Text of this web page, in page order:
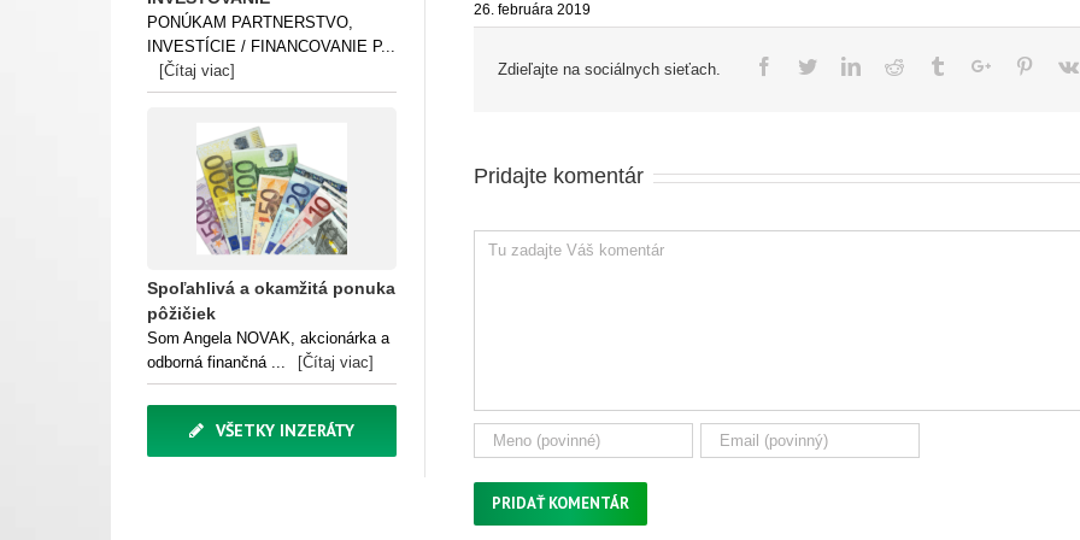
26. februára 2019
Zdieľajte na sociálnych sieťach. Facebook
TwitterLinkedinReddit TumblrGoogle+
Pridajte komentár
komentár
PONÚKAM PARTNERSTVO,
INVESTÍCIE / FINANCOVANIE P...
[Čítaj viac]
Spoľahlivá a okamžitá ponuka
pôžičiek
Som Angela NOVAK, akcionárka a
odborná finančná ...
[Čítaj viac]
VŠETKY INZERÁTY